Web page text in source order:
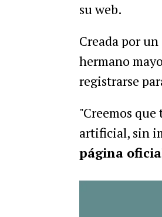
su web.
Creada por
hermano
registrarse
"Creemos
artificial, sin
página